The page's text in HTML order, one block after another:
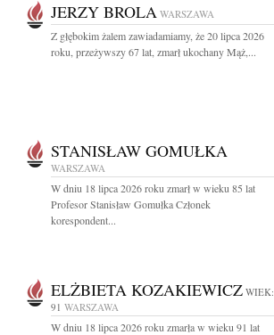
JERZY BROLA WARSZAWA
Z głębokim żalem zawiadamiamy, że 20 lipca 2026
roku, przeżywszy 67 lat, zmarł ukochany Mąż,...
STANISŁAW GOMUŁKA
WARSZAWA
W dniu 18 lipca 2026 roku zmarł w wieku 85 lat
Profesor Stanisław Gomułka Członek
korespondent...
ELŻBIETA KOZAKIEWICZ WIEK:
91 WARSZAWA
W dniu 18 lipca 2026 roku zmarła w wieku 91 lat